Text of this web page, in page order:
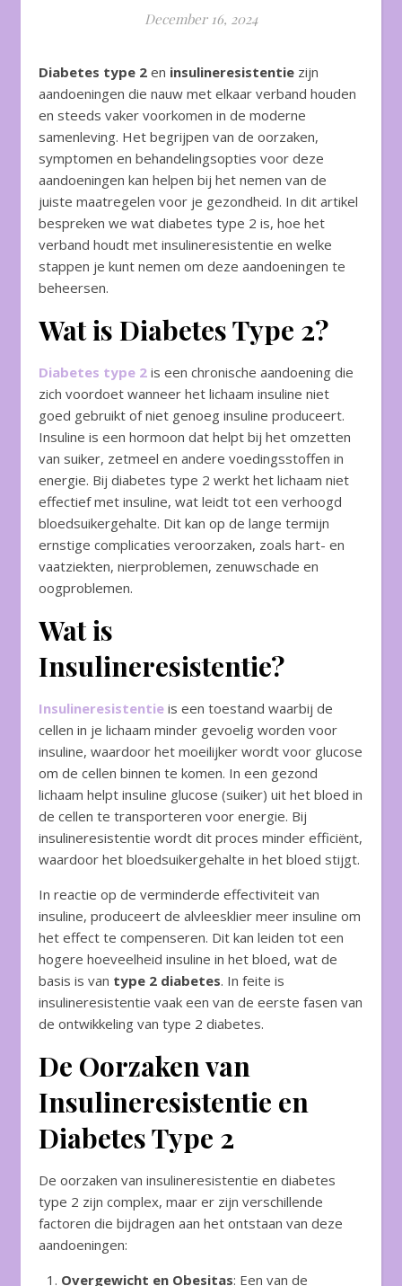
December 16, 2024
Diabetes type 2 en insulineresistentie zijn
aandoeningen die nauw met elkaar verband houden
en steeds vaker voorkomen in de moderne
samenleving. Het begrijpen van de oorzaken,
symptomen en behandelingsopties voor deze
aandoeningen kan helpen bij het nemen van de
juiste maatregelen voor je gezondheid. In dit artikel
bespreken we wat diabetes type 2 is, hoe het
verband houdt met insulineresistentie en welke
stappen je kunt nemen om deze aandoeningen te
beheersen.
Wat is Diabetes Type 2?
Diabetes type 2 is een chronische aandoening die
zich voordoet wanneer het lichaam insuline niet
goed gebruikt of niet genoeg insuline produceert.
Insuline is een hormoon dat helpt bij het omzetten
van suiker, zetmeel en andere voedingsstoffen in
energie. Bij diabetes type 2 werkt het lichaam niet
effectief met insuline, wat leidt tot een verhoogd
bloedsuikergehalte. Dit kan op de lange termijn
ernstige complicaties veroorzaken, zoals hart- en
vaatziekten, nierproblemen, zenuwschade en
oogproblemen.
Wat is
Insulineresistentie?
Insulineresistentie is een toestand waarbij de
cellen in je lichaam minder gevoelig worden voor
insuline, waardoor het moeilijker wordt voor glucose
om de cellen binnen te komen. In een gezond
lichaam helpt insuline glucose (suiker) uit het bloed in
de cellen te transporteren voor energie. Bij
insulineresistentie wordt dit proces minder efficiënt,
waardoor het bloedsuikergehalte in het bloed stijgt.
In reactie op de verminderde effectiviteit van
insuline, produceert de alvleesklier meer insuline om
het effect te compenseren. Dit kan leiden tot een
hogere hoeveelheid insuline in het bloed, wat de
basis is van type 2 diabetes. In feite is
insulineresistentie vaak een van de eerste fasen van
de ontwikkeling van type 2 diabetes.
De Oorzaken van
Insulineresistentie en
Diabetes Type 2
De oorzaken van insulineresistentie en diabetes
type 2 zijn complex, maar er zijn verschillende
factoren die bijdragen aan het ontstaan van deze
aandoeningen:
Overgewicht en Obesitas: Een van de